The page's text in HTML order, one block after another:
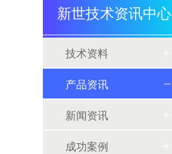
新世技术资讯中心
技术资料
产品资讯
新闻资讯
成功案例